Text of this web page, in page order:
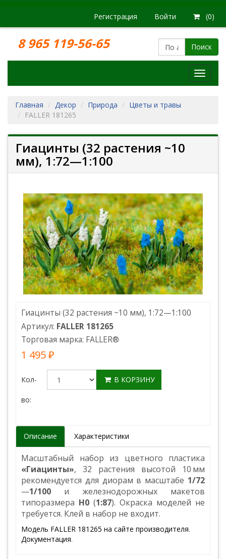
Регистрация Войти (0)
8 965 119-56-65 Поиск
Модели
Главная
Декор Природа
Цветы и травы
FALLER 181265
Гиацинты (32 растения ~10
мм), 1:72—1:100
Гиацинты (32 растения ~10 мм), 1:72—1:100
Артикул: FALLER 181265
Торговая марка: FALLER®
1 495 ₽
Кол-
во:
В КОРЗИНУ
Описание Характеристики
Масштабный набор из цветного пластика
«Гиацинты», 32 растения высотой 10 мм
рекомендуется для диорам в масштабе 1/72
—1/100 и железнодорожных макетов
типоразмера Н0 (1:87). Окраска моделей не
требуется. Клей в набор не входит.
Модель FALLER 181265 на сайте производителя.
Документация.